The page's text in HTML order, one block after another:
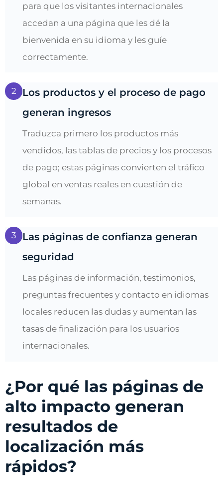
para que los visitantes internacionales
accedan a una página que les dé la
bienvenida en su idioma y les guíe
correctamente.
2
Los productos y el proceso de pago
generan ingresos
Traduzca primero los productos más
vendidos, las tablas de precios y los procesos
de pago; estas páginas convierten el tráfico
global en ventas reales en cuestión de
semanas.
3
Las páginas de confianza generan
seguridad
Las páginas de información, testimonios,
preguntas frecuentes y contacto en idiomas
locales reducen las dudas y aumentan las
tasas de finalización para los usuarios
internacionales.
¿Por qué las páginas de
alto impacto generan
resultados de
localización más
rápidos?